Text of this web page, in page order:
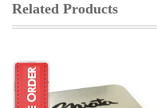
Related Products